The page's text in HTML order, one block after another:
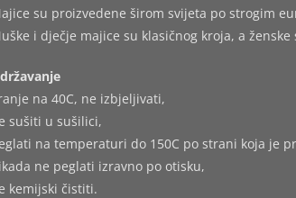
su proizvedene širom svijeta po strogim
i dječje majice su klasičnog kroja, a
na 40C, ne izbjeljivati,
sušiti u sušilici,
na temperaturi do 150C po strani koja je
ne peglati izravno po otisku,
kemijski čistiti.